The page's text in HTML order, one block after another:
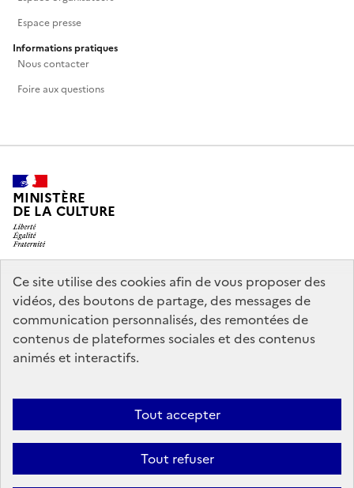
Ce site utilise des cookies afin de vous proposer des
vidéos, des boutons de partage, des messages de
communication personnalisés, des remontées de
contenus de plateformes sociales et des contenus
animés et interactifs.
Tout accepter
Tout refuser
Espace presse
Informations pratiques
Nous contacter
Foire aux questions
MINISTÈRE
DE LA CULTURE
legifrance.gouv.fr
info.gouv.fr
service-public.gouv.fr
data.gouv.fr
Politique d’utilisation des témoins de connexion (cookies)
Politique
Mentions légales
Nous contacter